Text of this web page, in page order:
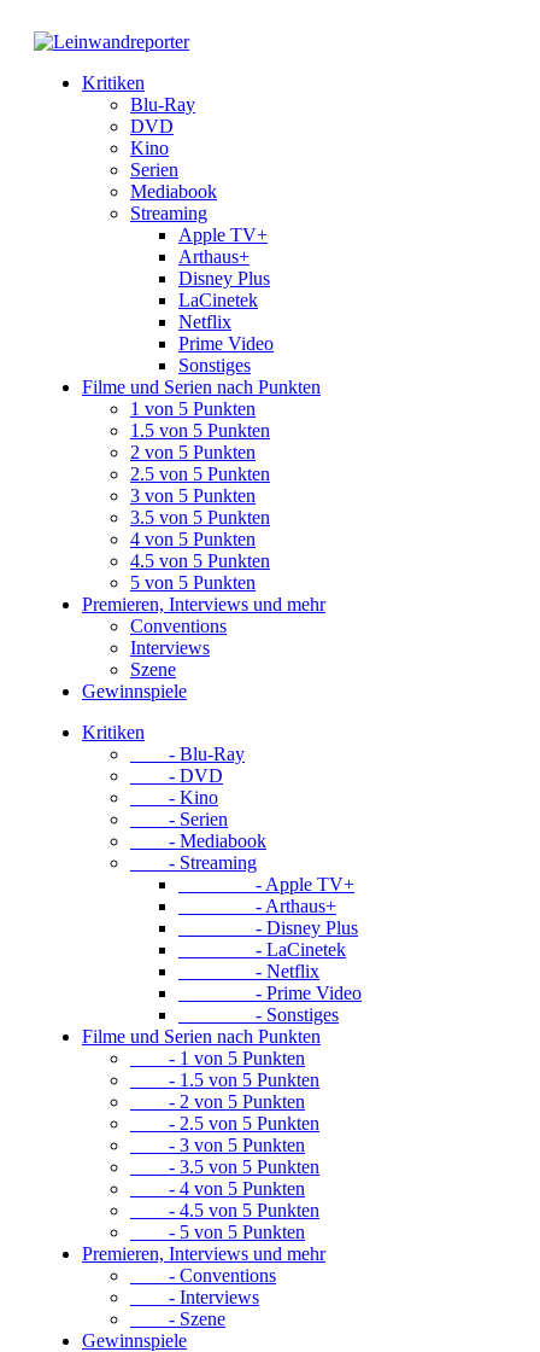
Kritiken
Blu-Ray
DVD
Kino
Serien
Mediabook
Streaming
Apple TV+
Arthaus+
Disney Plus
LaCinetek
Netflix
Prime Video
Sonstiges
Filme und Serien nach Punkten
1 von 5 Punkten
1.5 von 5 Punkten
2 von 5 Punkten
2.5 von 5 Punkten
3 von 5 Punkten
3.5 von 5 Punkten
4 von 5 Punkten
4.5 von 5 Punkten
5 von 5 Punkten
Premieren, Interviews und mehr
Conventions
Interviews
Szene
Gewinnspiele
Kritiken
- Blu-Ray
- DVD
- Kino
- Serien
- Mediabook
- Streaming
- Apple TV+
- Arthaus+
- Disney Plus
- LaCinetek
- Netflix
- Prime Video
- Sonstiges
Filme und Serien nach Punkten
- 1 von 5 Punkten
- 1.5 von 5 Punkten
- 2 von 5 Punkten
- 2.5 von 5 Punkten
- 3 von 5 Punkten
- 3.5 von 5 Punkten
- 4 von 5 Punkten
- 4.5 von 5 Punkten
- 5 von 5 Punkten
Premieren, Interviews und mehr
- Conventions
- Interviews
- Szene
Gewinnspiele